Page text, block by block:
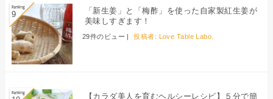
「新生姜」と「梅酢」を使った自家製紅生姜が
美味しすぎます！
29件のビュー | 投稿者: Love Table Labo.
【カラダ美人を育むヘルシーレシピ】５分で簡